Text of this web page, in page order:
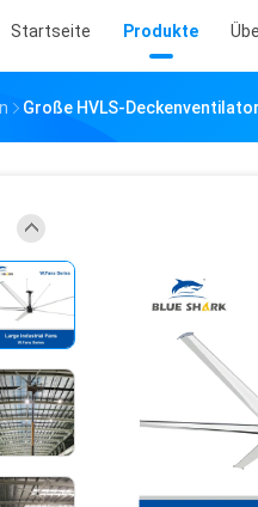
Startseite Produkte
Große HVLS-